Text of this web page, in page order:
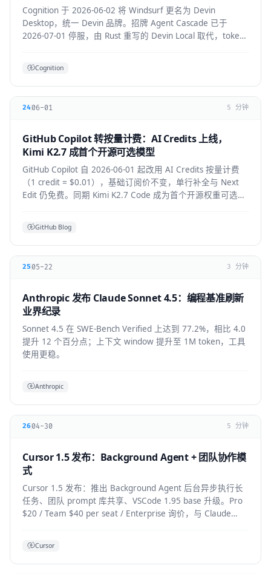
Cognition 于 2026-06-02 将 Windsurf 更名为 Devin
Desktop，统一 Devin 品牌。招牌 Agent Cascade 已于
2026-07-01 停服，由 Rust 重写的 Devin Local 取代，token
Cognition
2406-01 5 分钟
GitHub Copilot 转按量计费：AI Credits 上线，
Kimi K2.7 成首个开源可选模型
GitHub Copilot 自 2026-06-01 起改用 AI Credits 按量计费
（1 credit = $0.01），基础订阅价不变，单行补全与 Next
Edit 仍免费。同期 Kimi K2.7 Code 成为首个开源权重可选模
GitHub Blog
25 05-22 3 分钟
Anthropic 发布 Claude Sonnet 4.5：编程基准刷新
业界纪录
Sonnet 4.5 在 SWE-Bench Verified 上达到 77.2%，相比 4.0
提升 12 个百分点；上下文 window 提升至 1M token，工具
使用更稳。
Anthropic
2604-30 5 分钟
Cursor 1.5 发布：Background Agent + 团队协作模
式
Cursor 1.5 发布：推出 Background Agent 后台异步执行长
任务、团队 prompt 库共享、VSCode 1.95 base 升级。Pro
$20 / Team $40 per seat / Enterprise 询价，与 Claude
Cursor